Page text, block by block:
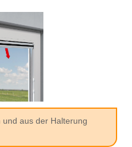
und aus der Halterung